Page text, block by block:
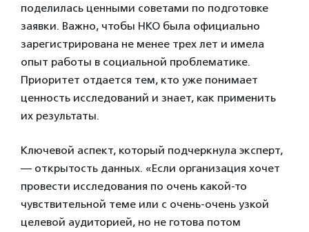
поделилась ценными советами по подготовке
заявки. Важно, чтобы НКО была официально
зарегистрирована не менее трех лет и имела
опыт работы в социальной проблематике.
Приоритет отдается тем, кто уже понимает
ценность исследований и знает, как применить
их результаты.
Ключевой аспект, который подчеркнула эксперт,
— открытость данных. «Если организация хочет
провести исследования по очень какой-то
чувствительной теме или с очень-очень узкой
целевой аудиторией, но не готова потом